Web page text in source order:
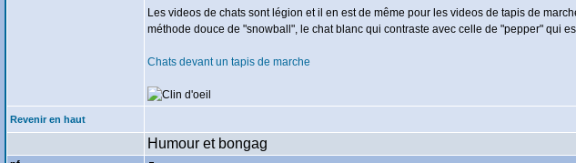
Les videos de chats sont légion et il en est de même pour les videos de tapis de
méthode douce de "snowball", le chat blanc qui contraste avec celle de "pepper" qui
Chats devant un tapis de marche
Revenir en haut
Humour et bongag